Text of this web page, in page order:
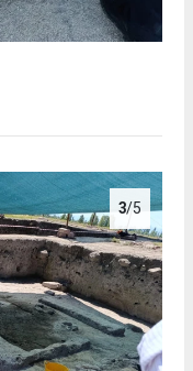
3/5